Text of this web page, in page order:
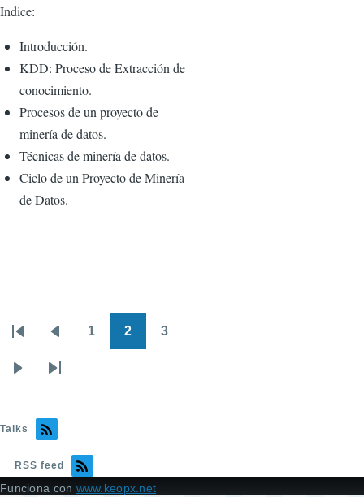
Indice:
Introducción.
KDD: Proceso de Extracción de
conocimiento.
Procesos de un proyecto de
minería de datos.
Técnicas de minería de datos.
Ciclo de un Proyecto de Minería
de Datos.
Paginación
Primera
página
Página
anterior
1 2 3
SiguienteÚltima
Talks
RSS feed
Funciona con www.keopx.net